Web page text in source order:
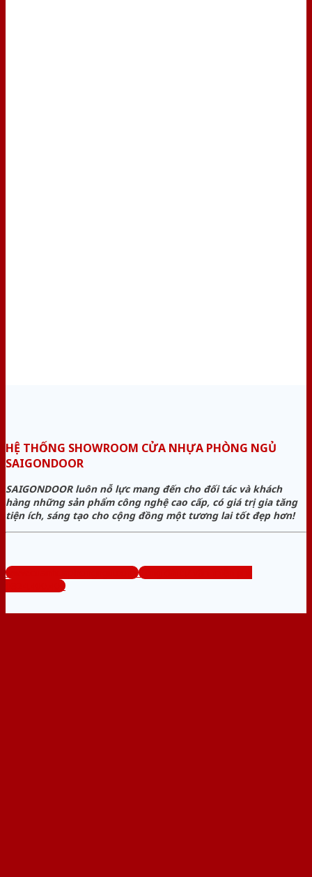
HỆ THỐNG SHOWROOM CỬA NHỰA PHÒNG NGỦ
SAIGONDOOR
SAIGONDOOR luôn nỗ lực mang đến cho đối tác và khách
hàng những sản phẩm công nghệ cao cấp, có giá trị gia tăng
tiện ích, sáng tạo cho cộng đồng một tương lai tốt đẹp hơn!
www.cuanhuaphongngu.com
Tổng đài tư vấn miễn phí:
0824.400.400